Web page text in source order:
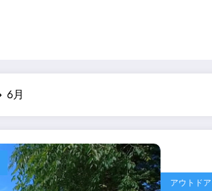
6月
アウトド